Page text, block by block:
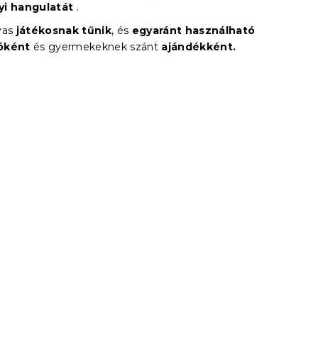
hangulatát .
játékosnak tűnik, és egyaránt használható
és gyermekeknek szánt ajándékként.